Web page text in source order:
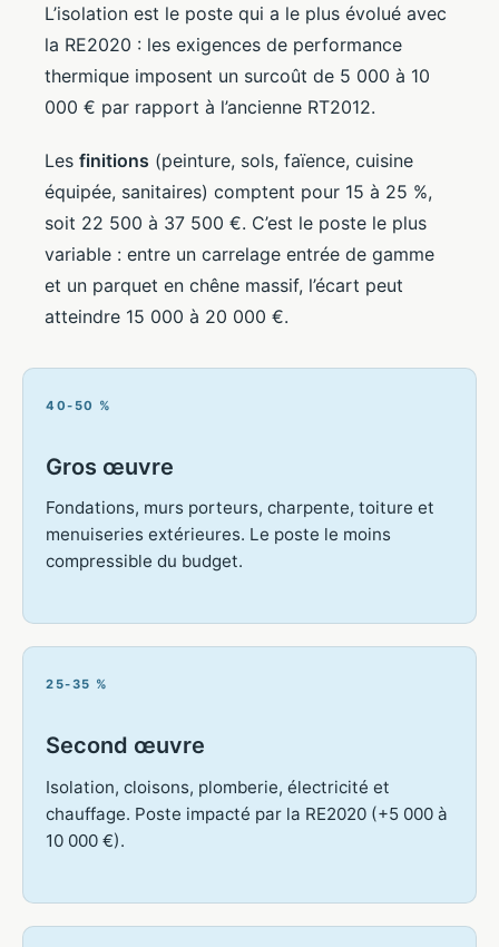
L’isolation est le poste qui a le plus évolué avec
la RE2020 : les exigences de performance
thermique imposent un surcoût de 5 000 à 10
000 € par rapport à l’ancienne RT2012.
Les finitions (peinture, sols, faïence, cuisine
équipée, sanitaires) comptent pour 15 à 25 %,
soit 22 500 à 37 500 €. C’est le poste le plus
variable : entre un carrelage entrée de gamme
et un parquet en chêne massif, l’écart peut
atteindre 15 000 à 20 000 €.
40-50 %
Gros œuvre
Fondations, murs porteurs, charpente, toiture et
menuiseries extérieures. Le poste le moins
compressible du budget.
25-35 %
Second œuvre
Isolation, cloisons, plomberie, électricité et
chauffage. Poste impacté par la RE2020 (+5 000 à
10 000 €).